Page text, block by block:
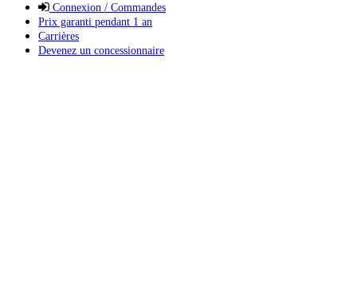
Connexion / Commandes
Prix garanti pendant 1 an
Carrières
Devenez un concessionnaire